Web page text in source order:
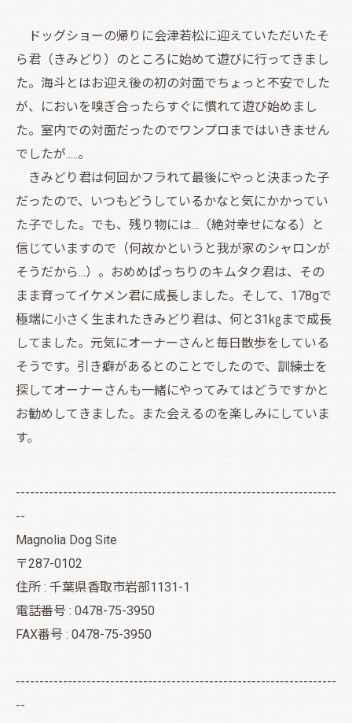
ドッグショーの帰りに会津若松に迎えていただいたそ
ら君（きみどり）のところに始めて遊びに行ってきまし
た。海斗とはお迎え後の初の対面でちょっと不安でした
が、においを嗅ぎ合ったらすぐに慣れて遊び始めまし
た。室内での対面だったのでワンプロまではいきません
でしたが.....。
きみどり君は何回かフラれて最後にやっと決まった子
だったので、いつもどうしているかなと気にかかってい
た子でした。でも、残り物には...（絶対幸せになる）と
信じていますので（何故かというと我が家のシャロンが
そうだから...）。おめめぱっちりのキムタク君は、その
まま育ってイケメン君に成長しました。そして、178gで
極端に小さく生まれたきみどり君は、何と31㎏まで成長
してました。元気にオーナーさんと毎日散歩をしている
そうです。引き癖があるとのことでしたので、訓練士を
探してオーナーさんも一緒にやってみてはどうですかと
お勧めしてきました。また会えるのを楽しみにしていま
す。
--------------------------------------------------------------------
--
Magnolia Dog Site
〒287-0102
住所 : 千葉県香取市岩部1131-1
電話番号 : 0478-75-3950
FAX番号 : 0478-75-3950
--------------------------------------------------------------------
--